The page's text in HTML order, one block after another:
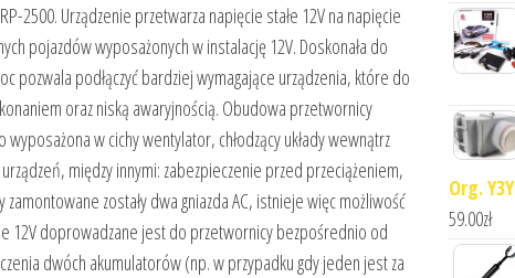
2500. Urządzenie przetwarza napięcie stałe 12V na napięcie
pojazdów wyposażonych w instalację 12V. Doskonała do
pozwala podłączyć bardziej wymagające urządzenia, które do
oraz niską awaryjnością. Obudowa przetwornicy
w cichy wentylator, chłodzący układy wewnątrz
między innymi: zabezpieczenie przed przeciążeniem,
zostały dwa gniazda AC, istnieje więc możliwość
12V doprowadzane jest do przetwornicy bezpośrednio od
dwóch akumulatorów (np. w przypadku gdy jeden jest za
Org. Y3Y
59.00zł